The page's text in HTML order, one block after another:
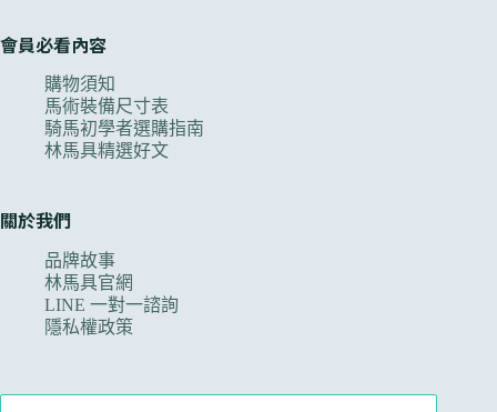
會員必看內容
購物須知
馬術裝備尺寸表
騎馬初學者選購指南
林馬具精選好文
關於我們
品牌故事
林馬具官網
LINE 一對一諮詢
隱私權政策